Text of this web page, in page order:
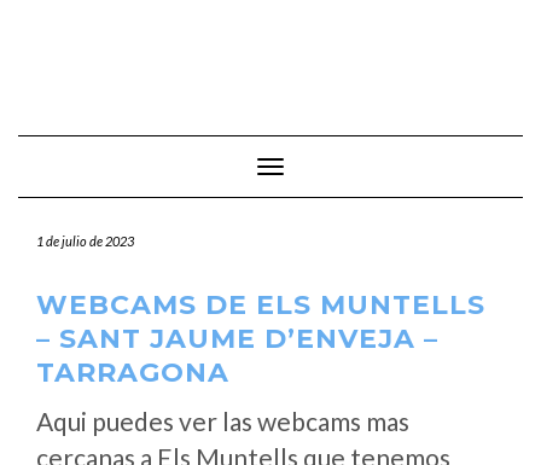
Cambiar modo de navegación
1 de julio de 2023
WEBCAMS DE ELS MUNTELLS
– SANT JAUME D’ENVEJA –
TARRAGONA
Aqui puedes ver las webcams mas
cercanas a Els Muntells que tenemos